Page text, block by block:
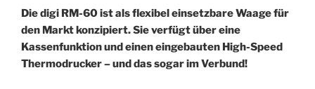
Die digi RM-60 ist als flexibel einsetzbare Waage für
den Markt konzipiert. Sie verfügt über eine
Kassenfunktion und einen eingebauten High-Speed
Thermodrucker – und das sogar im Verbund!